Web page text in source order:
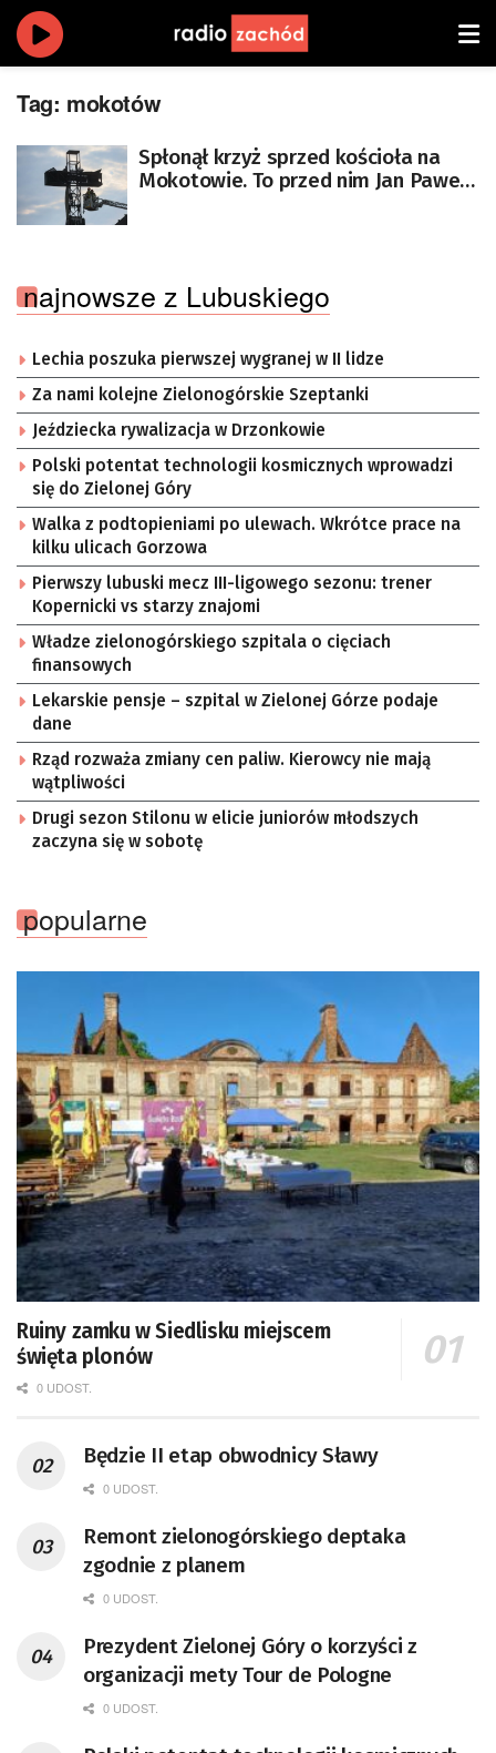
Tag: mokotów
Spłonął krzyż sprzed kościoła na
Mokotowie. To przed nim Jan Paweł
najnowsze z Lubuskiego
Lechia poszuka pierwszej wygranej w II lidze
Za nami kolejne Zielonogórskie Szeptanki
Jeździecka rywalizacja w Drzonkowie
Polski potentat technologii kosmicznych wprowadzi
się do Zielonej Góry
Walka z podtopieniami po ulewach. Wkrótce prace na
kilku ulicach Gorzowa
Pierwszy lubuski mecz III-ligowego sezonu: trener
Kopernicki vs starzy znajomi
Władze zielonogórskiego szpitala o cięciach
finansowych
Lekarskie pensje – szpital w Zielonej Górze podaje
dane
Rząd rozważa zmiany cen paliw. Kierowcy nie mają
wątpliwości
Drugi sezon Stilonu w elicie juniorów młodszych
zaczyna się w sobotę
popularne
Ruiny zamku w Siedlisku miejscem
święta plonów
0 UDOST.
Będzie II etap obwodnicy Sławy
0 UDOST.
Remont zielonogórskiego deptaka
zgodnie z planem
0 UDOST.
Prezydent Zielonej Góry o korzyści z
organizacji mety Tour de Pologne
0 UDOST.